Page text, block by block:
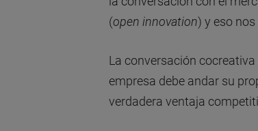
(open innovation) y eso
La conversación
empresa debe andar su
verdadera ventaja